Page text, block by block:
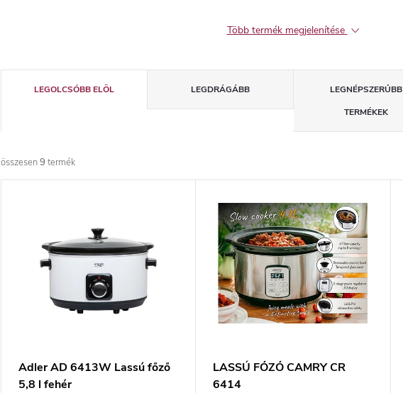
Több termék megjelenítése
e
r
m
LEGOLCSÓBB ELÖL LEGDRÁGÁBB
LEGNÉPSZERŰBB
TERMÉKEK
összesen9 termék
Adler AD 6413W Lassú főző
5,8 l fehér
LASSÚ FŐZŐ CAMRY CR
6414